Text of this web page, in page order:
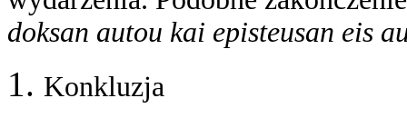
doksan autou kai episteusan eis
Konkluzja